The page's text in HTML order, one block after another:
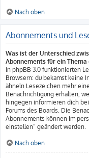
Nach oben
Abonnements und
Was ist der Unterschied
Abonnements für ein Thema
In phpBB 3.0 funktionierten
Browsern: du bekamst keine
ähneln Lesezeichen mehr
Benachrichtigung erhalten,
hingegen informieren dich
Forums des Boards. Die
Abonnements können im
einstellen“ geändert werden.
Nach oben